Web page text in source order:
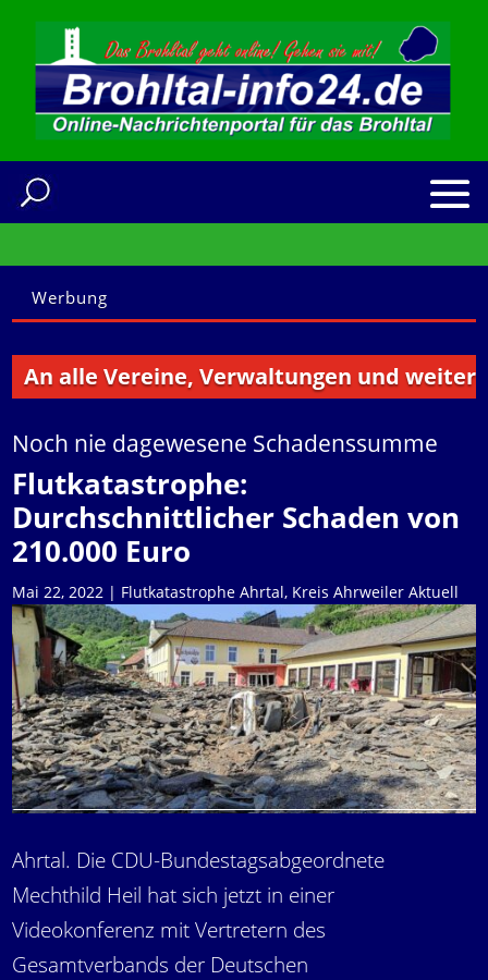
Werbung
alle Vereine, Verwaltungen und weitere
Noch nie dagewesene Schadenssumme
Flutkatastrophe:
Durchschnittlicher Schaden von
210.000 Euro
Mai 22, 2022 | Flutkatastrophe Ahrtal, Kreis Ahrweiler Aktuell
Ahrtal. Die CDU-Bundestagsabgeordnete
Mechthild Heil hat sich jetzt in einer
Videokonferenz mit Vertretern des
Gesamtverbands der Deutschen